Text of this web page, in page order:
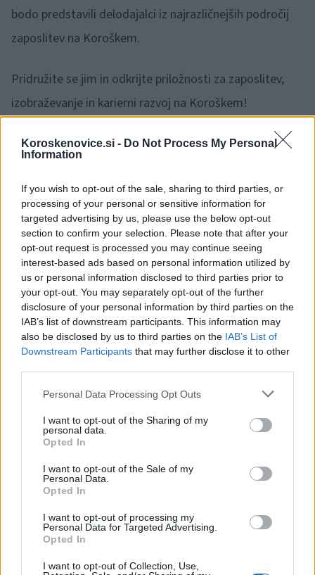
Koroskenovice.si - Do Not Process My Personal
Information
If you wish to opt-out of the sale, sharing to third parties, or
processing of your personal or sensitive information for
targeted advertising by us, please use the below opt-out
section to confirm your selection. Please note that after your
opt-out request is processed you may continue seeing
interest-based ads based on personal information utilized by
us or personal information disclosed to third parties prior to
your opt-out. You may separately opt-out of the further
disclosure of your personal information by third parties on the
IAB’s list of downstream participants. This information may
also be disclosed by us to third parties on the IAB’s List of
Downstream Participants that may further disclose it to other
Please note that this website/app uses one or more Google
not limited to your visit or usage behaviour. You may click to
grant or deny consent to Google and its third-party tags to
use your data for below specified purposes in below Google
consent section.
Personal Data Processing Opt Outs
I want to opt-out of the Sharing of my
personal data.
Opted In
I want to opt-out of the Sale of my
Personal Data.
Opted In
I want to opt-out of processing my
Personal Data for Targeted Advertising.
Opted In
I want to opt-out of Collection, Use,
bodo predstavili delodajalci iz najrazličnejših področij
zaposlitev na Koroškem.
Pridružite se jim in odkrijte priložnosti za zaposlitev,
izobraževanje in karierni razvoj na Koroškem!
Opozorilo:Po 297. členu Kazenskega zakonika je
posameznik kazensko odgovoren za javno spodbujanje
sovraštva, nasilja ali nestrpnosti. Komentarji z žaljivimi,
rasističnimi, diskriminatornimi ali nezakonitimi vsebinami bodo
odstranjeni. Pravila komentiranja →
Failed to fetch
Novice
Ključne besede:
koroški zaposlitveni in karierni sejem
ZZZS
Več iz kraja Dravograd